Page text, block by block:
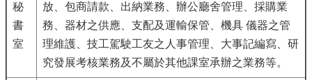
秘
書
室
放、包商請款、出納業務、辦公廳舍管理、採購業
務、器材之供應、支配及運輸保管、機具 儀器之管
理維護、技工駕駛工友之人事管理、大事記編寫、研
究發展考核業務及不屬於其他課室承辦之業務等。